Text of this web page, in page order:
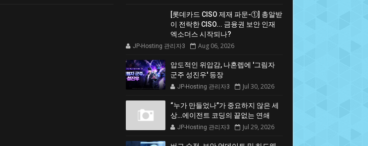
[롯데카드 CISO 제재 파문-①] 총알받
이 전락한 CISO... 금융권 보안 인재
엑소더스 시작되나?
JP-Hosting 관리자3 Aug 06, 2026
압도적인 위압감, 나혼렙에 '그림자
군주 성진우' 등장
JP-Hosting 관리자3 Jul 30, 2026
“누가 만들었나”가 중요하지 않은 세
상…에이전트 코딩의 끝없는 연쇄
JP-Hosting 관리자3 Jul 29, 2026